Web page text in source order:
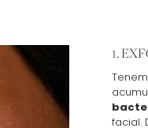
1.
facial.